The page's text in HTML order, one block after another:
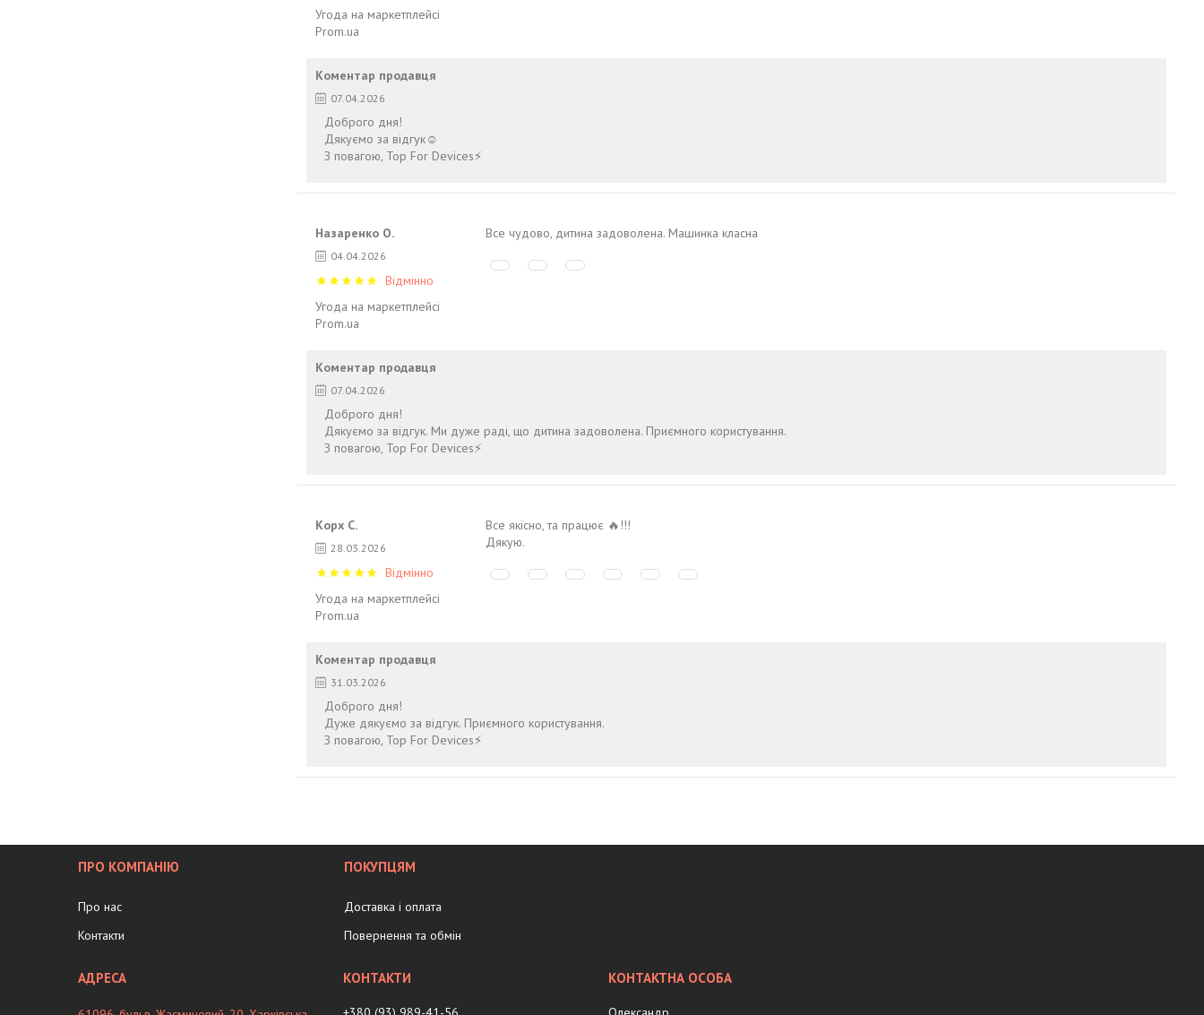
Угода на маркетплейсі
Prom.ua
Коментар продавця
07.04.2026
Доброго дня!
Дякуємо за відгук☺️
З повагою, Top For Devices⚡️
Назаренко О.
04.04.2026
Відмінно
Угода на маркетплейсі
Prom.ua
Все чудово, дитина задоволена. Машинка класна
Коментар продавця
07.04.2026
Доброго дня!
Дякуємо за відгук. Ми дуже раді, що дитина задоволена. Приємного користування.
З повагою, Top For Devices⚡️
Корх С.
28.03.2026
Відмінно
Угода на маркетплейсі
Prom.ua
Все якісно, та працює 🔥!!!
Дякую.
Коментар продавця
31.03.2026
Доброго дня!
Дуже дякуємо за відгук. Приємного користування.
З повагою, Top For Devices⚡️
ПРО КОМПАНІЮ
Про нас
Контакти
ПОКУПЦЯМ
Доставка і оплата
Повернення та обмін